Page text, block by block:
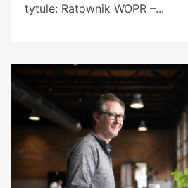
tytule: Ratownik WOPR –...